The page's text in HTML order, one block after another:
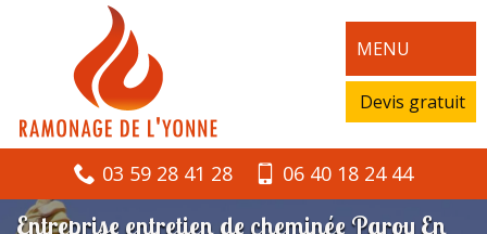
MENU
Devis gratuit
03 59 28 41 28 06 40 18 24 44
Entreprise entretien de cheminée Paroy En